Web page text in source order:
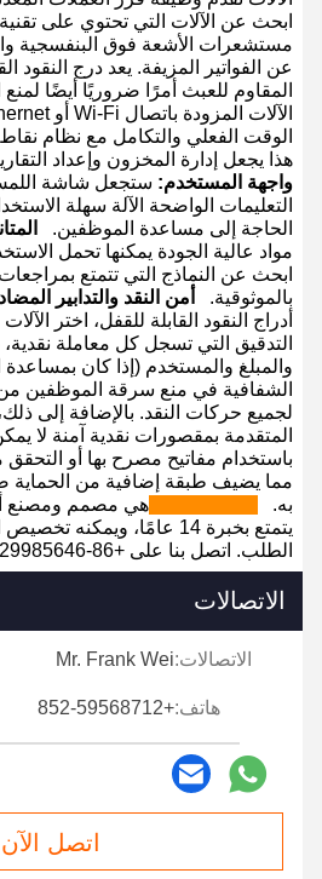
ابحث عن الآلات التي تحتوي على
مستشعرات الأشعة فوق البنفسجية
عن الفواتير المزيفة. يعد درج النقود
المقاوم للعبث أمرًا ضروريًا أيضًا
هذا يجعل إدارة المخزون وإعداد
واجهة المستخدم: ستجعل شاشة اللمس
التعليمات الواضحة الآلة سهلة
الحاجة إلى مساعدة الموظفين.
مواد عالية الجودة يمكنها تحمل
ابحث عن النماذج التي تتمتع
بالموثوقية.
أمن النقد والتدابير
أدراج النقود القابلة للقفل، اختر
التدقيق التي تسجل كل معاملة
والمبلغ والمستخدم (إذا كان
الشفافية في منع سرقة الموظفين
لجميع حركات النقد. بالإضافة إلى
المتقدمة بمقصورات نقدية آمنة لا
باستخدام مفاتيح مصرح بها أو التحقق
مما يضيف طبقة إضافية من الحماية
به.
هي مصمم ومصنع
يتمتع بخبرة 14 عامًا،
الطلب. اتصل بنا على +86-19129985646 Joy Jiang
الاتصالات
الاتصالات:Mr. Frank Wei
هاتف:+852-59568712
اتصل الآن